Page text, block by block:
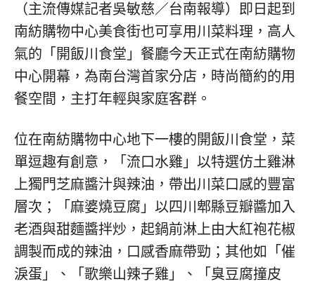
（主流傳媒記者吳敏慈／台南報導）即日起到
南紡購物中心美食街也可享用川菜料理，高人
氣的「開飯川食堂」餐廳今天正式在南紡購物
中心開幕，為南台灣首家分店，時尚簡約的用
餐空間，主打年輕與家庭客群。
位在南紡購物中心地下一樓的開飯川食堂，菜
單逗趣有創意，「流口水雞」以特選仿土雞淋
上獨門芝麻醬汁與辣油，帶出川菜口感的豐富
層次；「麻婆燒豆腐」以四川郫縣豆瓣醬加入
老酒與甜麵醬拌炒，起鍋前淋上由大紅袍花椒
調製而成的辣油，口感香麻帶勁；其他如「催
淚蛋」、「歌樂山辣子雞」、「臭豆腐撞皮